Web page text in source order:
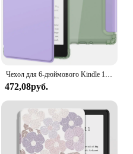
472,08руб.